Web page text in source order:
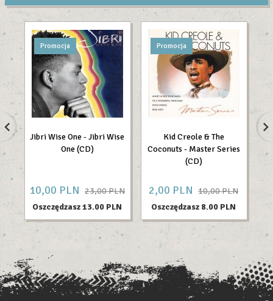
Promocja
Jibri Wise One - Jibri Wise
One (CD)
10,00 PLN 23,00 PLN
Oszczędzasz 13.00 PLN
Promocja
Kid Creole & The
Coconuts - Master Series
(CD)
2,00 PLN 10,00 PLN
Oszczędzasz 8.00 PLN